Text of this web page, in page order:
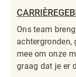
Ons team
achtergronden,
mee om onze
graag dat je er